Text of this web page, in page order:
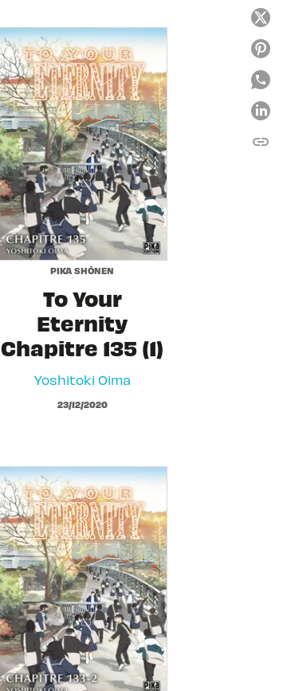
PIKA SHÔNEN
To Your
Eternity
Chapitre 135 (1)
Yoshitoki Oima
23/12/2020
link